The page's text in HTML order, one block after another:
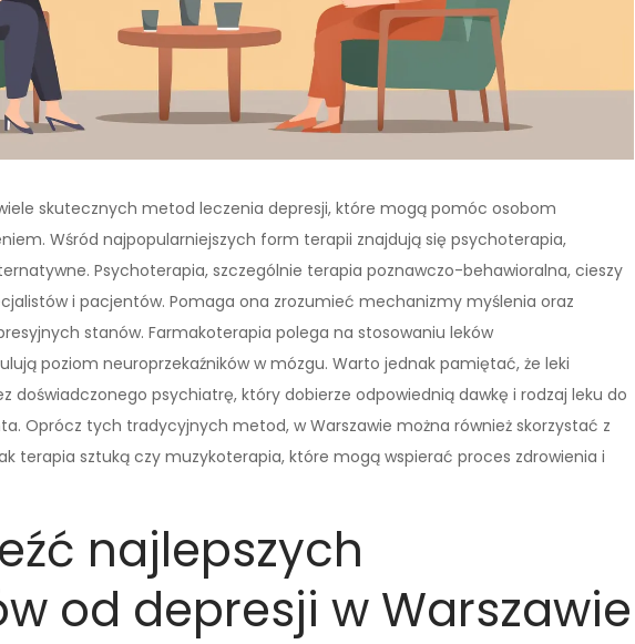
skutecznych metod leczenia depresji, które mogą pomóc osobom
Wśród najpopularniejszych form terapii znajdują się psychoterapia,
Psychoterapia, szczególnie terapia poznawczo-behawioralna, cieszy
i pacjentów. Pomaga ona zrozumieć mechanizmy myślenia oraz
stanów. Farmakoterapia polega na stosowaniu leków
poziom neuroprzekaźników w mózgu. Warto jednak pamiętać, że leki
doświadczonego psychiatrę, który dobierze odpowiednią dawkę i rodzaj leku do
Oprócz tych tradycyjnych metod, w Warszawie można również skorzystać z
terapia sztuką czy muzykoterapia, które mogą wspierać proces zdrowienia i
najlepszych
od depresji w Warszawie